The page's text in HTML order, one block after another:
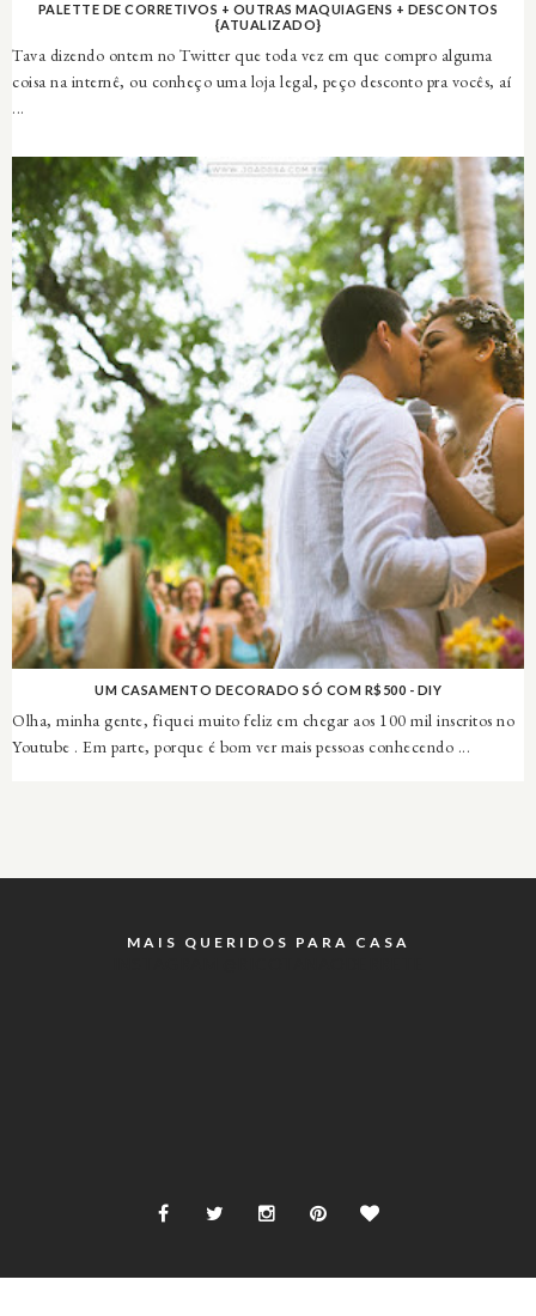
PALETTE DE CORRETIVOS + OUTRAS MAQUIAGENS + DESCONTOS
{ATUALIZADO}
Tava dizendo ontem no Twitter que toda vez em que compro alguma
coisa na internê, ou conheço uma loja legal, peço desconto pra vocês, aí
...
UM CASAMENTO DECORADO SÓ COM R$500 - DIY
Olha, minha gente, fiquei muito feliz em chegar aos 100 mil inscritos no
Youtube . Em parte, porque é bom ver mais pessoas conhecendo ...
MAIS QUERIDOS PARA CASA